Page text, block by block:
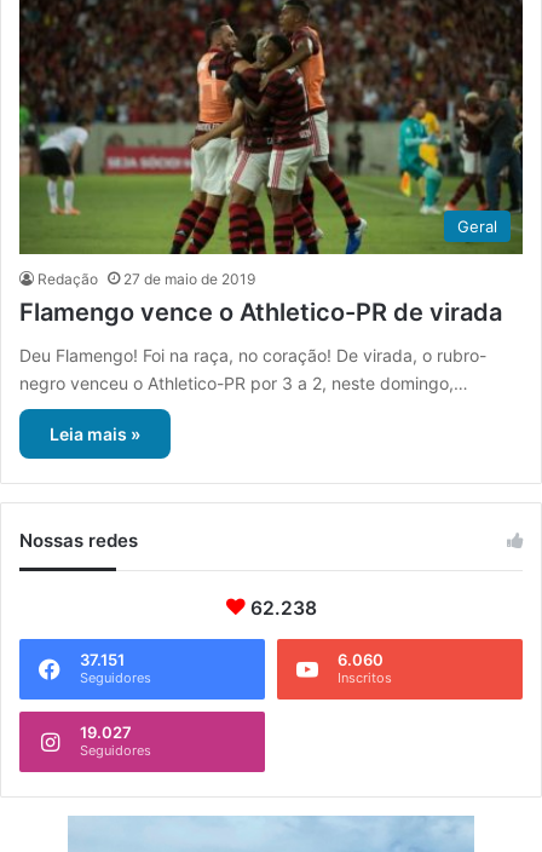
Geral
Redação 27 de maio de 2019
Flamengo vence o Athletico-PR de virada
Deu Flamengo! Foi na raça, no coração! De virada, o rubro-
negro venceu o Athletico-PR por 3 a 2, neste domingo,…
Leia mais »
Nossas redes
62.238
37.151
Seguidores
6.060
Inscritos
19.027
Seguidores